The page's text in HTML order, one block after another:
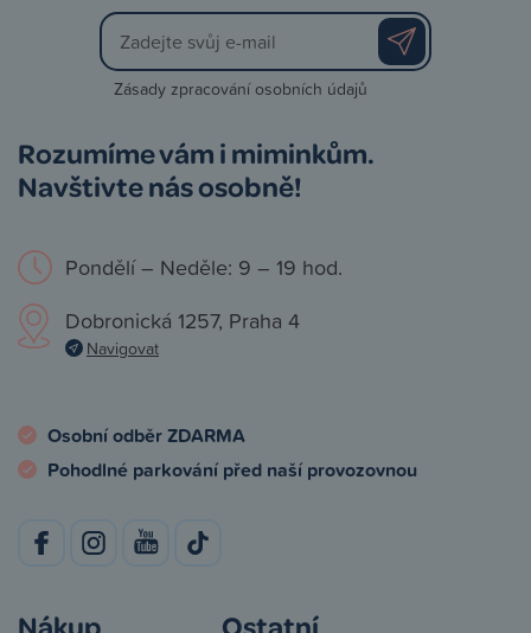
Zásady zpracování osobních údajů
Rozumíme vám i miminkům.
Navštivte nás osobně!
Pondělí – Neděle: 9 – 19 hod.
Dobronická 1257, Praha 4
Navigovat
Osobní odběr ZDARMA
Pohodlné parkování před naší provozovnou
Nákup Ostatní